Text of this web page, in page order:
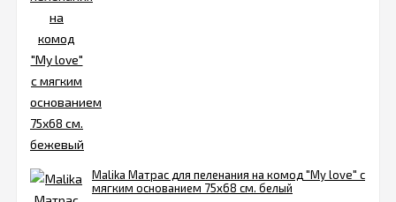
Malika Матрас для пеленания на комод "My love" с
мягким основанием 75х68 см. белый